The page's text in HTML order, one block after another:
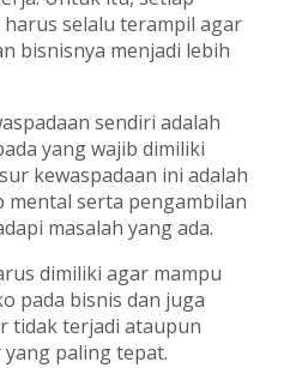
selalu terampil agar
bisnisnya menjadi lebih
sendiri adalah
yang wajib dimiliki
kewaspadaan ini adalah
mental serta pengambilan
masalah yang ada.
dimiliki agar mampu
pada bisnis dan juga
tidak terjadi ataupun
paling tepat.